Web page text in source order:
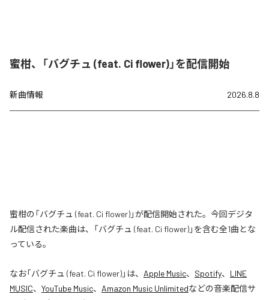
蜜柑、「バグチュ (feat. Ci flower)」を配信開始
新曲情報 2026.8.8
蜜柑の「バグチュ (feat. Ci flower)」が配信開始された。今回デジタ
ル配信された楽曲は、「バグチュ (feat. Ci flower)」を含む全1曲とな
っている。
なお「バグチュ (feat. Ci flower)」は、 Apple Music、 Spotify、 LINE
MUSIC、 YouTube Music、 Amazon Music Unlimitedなどの音楽配信サ